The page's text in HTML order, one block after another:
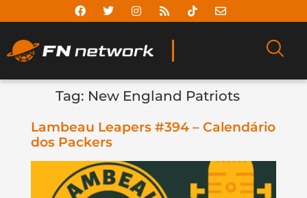
Tag: New England Patriots
Lambeau Leapers #394 – Calendário
dos Packers